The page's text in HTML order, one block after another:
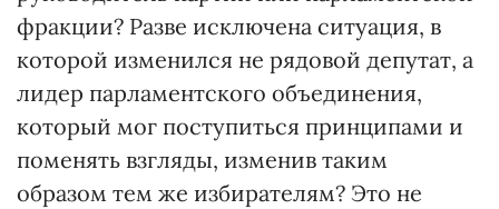
фракции? Разве исключена ситуация, в
которой изменился не рядовой депутат, а
лидер парламентского объединения,
который мог поступиться принципами и
поменять взгляды, изменив таким
образом тем же избирателям? Это не